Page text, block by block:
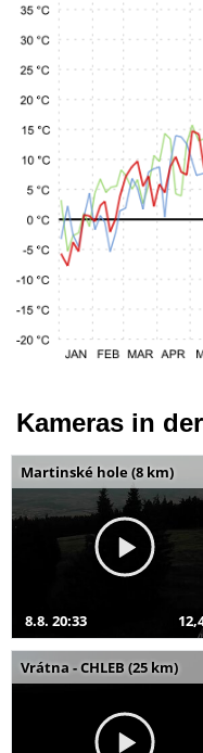
Kameras in
Martinské hole (8 km)
8.8. 20:33
Vrátna - CHLEB (25 km)